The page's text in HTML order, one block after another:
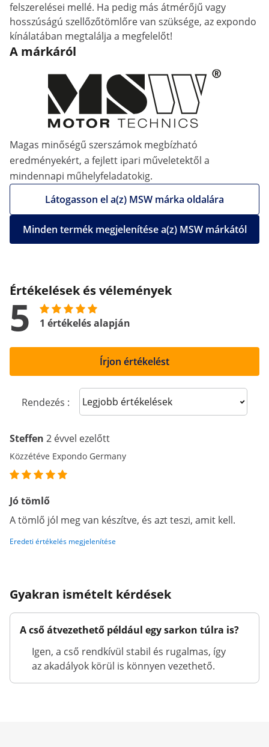
felszerelései mellé. Ha pedig más átmérőjű vagy
hosszúságú szellőzőtömlőre van szüksége, az expondo
kínálatában megtalálja a megfelelőt!
A márkáról
Magas minőségű szerszámok megbízható
eredményekért, a fejlett ipari műveletektől a
mindennapi műhelyfeladatokig.
Látogasson el a(z) MSW márka oldalára
Minden termék megjelenítése a(z) MSW márkától
Értékelések és vélemények
5 1 értékelés alapján
Írjon értékelést
Rendezés : Sort reviews
Steffen 2 évvel ezelőtt
Közzétéve Expondo Germany
Jó tömlő
A tömlő jól meg van készítve, és azt teszi, amit kell.
Eredeti értékelés megjelenítése
Gyakran ismételt kérdések
A cső átvezethető például egy sarkon túlra is?
Igen, a cső rendkívül stabil és rugalmas, így
az akadályok körül is könnyen vezethető.